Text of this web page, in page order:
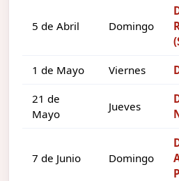
5 de Abril Domingo
1 de Mayo Viernes
21 de
Mayo
Jueves
7 de Junio Domingo